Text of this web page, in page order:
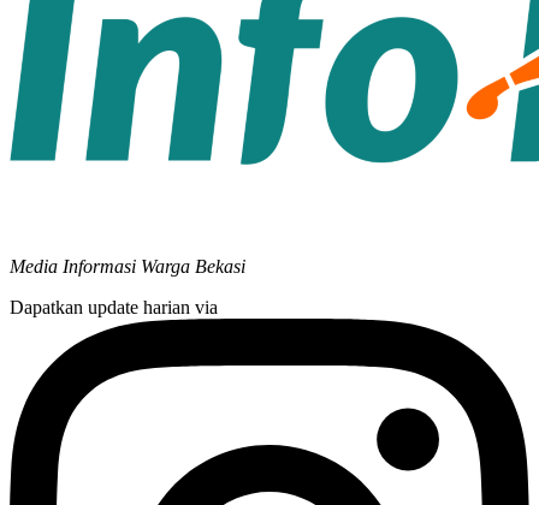
Media Informasi Warga Bekasi
Dapatkan update harian via